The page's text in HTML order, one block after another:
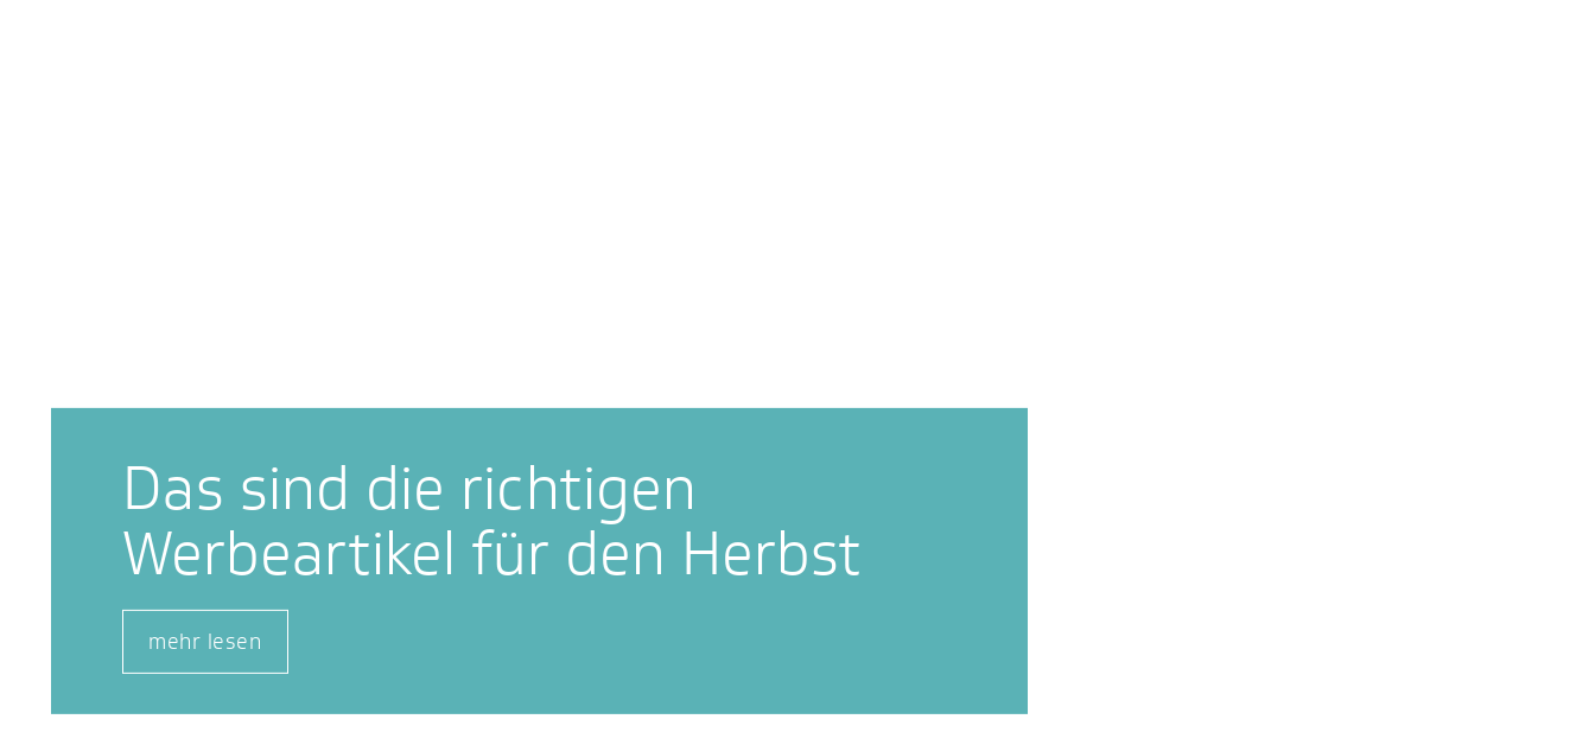
Das sind die richtigen
Werbeartikel für den Herbst
mehr lesen